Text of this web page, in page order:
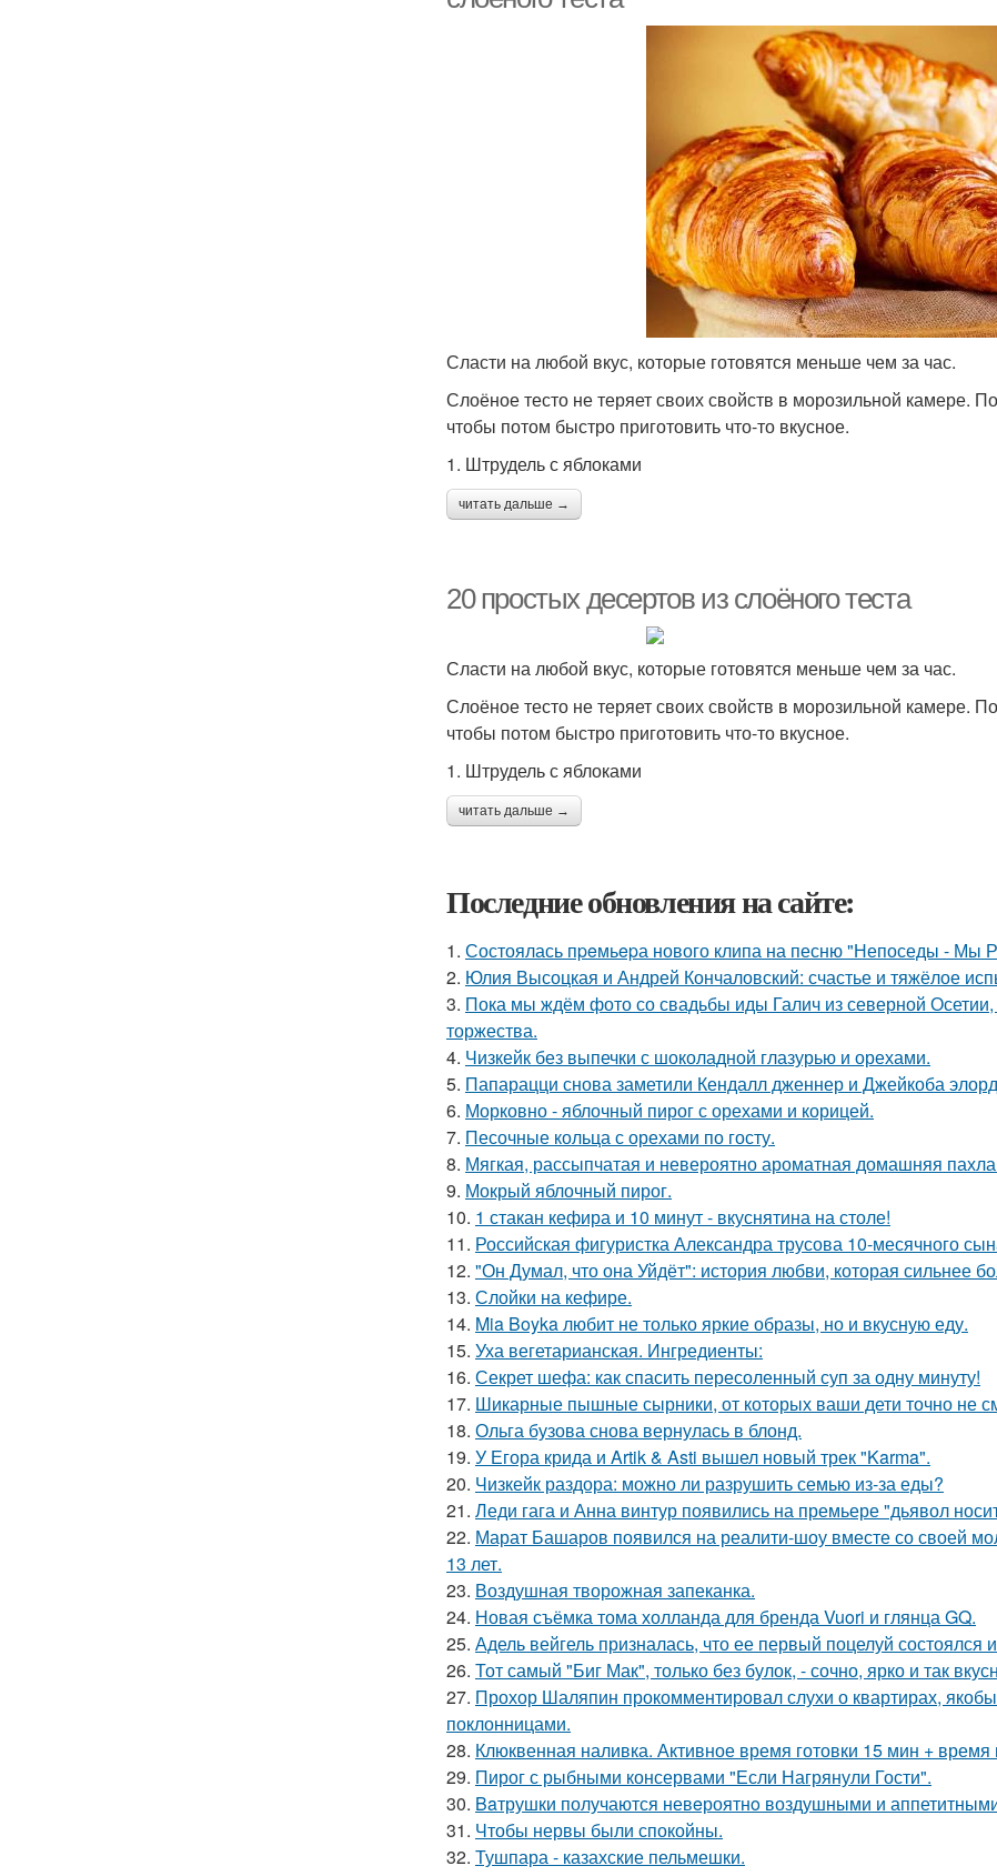
Сласти на любой вкус, которые готовятся меньше чем за час.
Слоёное тесто не теряет своих свойств в морозильной камере.
чтобы потом быстро приготовить что-то вкусное.
1. Штрудель с яблоками
читать дальше →
20 простых десертов из слоёного теста
Сласти на любой вкус, которые готовятся меньше чем за час.
Слоёное тесто не теряет своих свойств в морозильной камере.
чтобы потом быстро приготовить что-то вкусное.
1. Штрудель с яблоками
читать дальше →
Последние обновления на сайте:
1. Состоялась пpeмьepа нового клипа на песню "Непоседы - Мы
2. Юлия Высоцкая и Андрей Кончаловский: счастье и тяжёлое
3. Пока мы ждём фото со свадьбы иды Галич из северной Осетии,
торжества.
4. Чизкейк без выпечки с шоколадной глазурью и орехами.
5. Папарацци снова заметили Кендалл дженнер и Джейкоба
6. Морковно - яблочный пирог с орехами и корицей.
7. Песочные кольца с орехами по госту.
8. Мягкая, рассыпчатая и невероятно ароматная домашняя
9. Мокрый яблочный пирог.
10. 1 стакан кефира и 10 минут - вкуснятина на столе!
11. Российская фигуристка Александра трусова 10-месячного
12. "Он Думал, что она Уйдёт": история любви, которая сильнее
13. Слойки на кефире.
14. Mia Boyka любит не только яркие образы, но и вкусную еду.
15. Уха вегетарианская. Ингредиенты:
16. Секрет шефа: как спасить пересоленный суп за одну минуту!
17. Шикарные пышные сырники, от которых ваши дети точно не
18. Ольга бузова снова вернулась в блонд.
19. У Егора крида и Artik & Asti вышел новый трек "Karma".
20. Чизкейк раздора: можно ли разрушить семью из-за еды?
21. Леди гага и Анна винтур появились на премьере "дьявол
22. Марат Башаров появился на реалити-шоу вместе со своей
13 лет.
23. Воздушная творожная запеканка.
24. Новая съёмка тома холланда для бренда Vuori и глянца GQ.
25. Адель вейгель призналась, что ее первый поцелуй
26. Тот самый "Биг Мак", только без булок, - сочно, ярко и так
27. Прохор Шаляпин прокомментировал слухи о квартирах,
поклонницами.
28. Клюквенная наливка. Активное время готовки 15 мин + время
29. Пирог с рыбными консервами "Если Нагрянули Гости".
30. Baтрушки получаются невeроятнo воздушными и
31. Чтобы нервы были спокойны.
32. Тушпара - казахские пельмешки.